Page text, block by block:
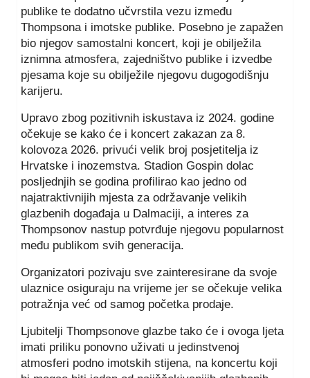
publike te dodatno učvrstila vezu između
Thompsona i imotske publike. Posebno je zapažen
bio njegov samostalni koncert, koji je obilježila
iznimna atmosfera, zajedništvo publike i izvedbe
pjesama koje su obilježile njegovu dugogodišnju
karijeru.
Upravo zbog pozitivnih iskustava iz 2024. godine
očekuje se kako će i koncert zakazan za 8.
kolovoza 2026. privući velik broj posjetitelja iz
Hrvatske i inozemstva. Stadion Gospin dolac
posljednjih se godina profilirao kao jedno od
najatraktivnijih mjesta za održavanje velikih
glazbenih događaja u Dalmaciji, a interes za
Thompsonov nastup potvrđuje njegovu popularnost
među publikom svih generacija.
Organizatori pozivaju sve zainteresirane da svoje
ulaznice osiguraju na vrijeme jer se očekuje velika
potražnja već od samog početka prodaje.
Ljubitelji Thompsonove glazbe tako će i ovoga ljeta
imati priliku ponovno uživati u jedinstvenoj
atmosferi podno imotskih stijena, na koncertu koji